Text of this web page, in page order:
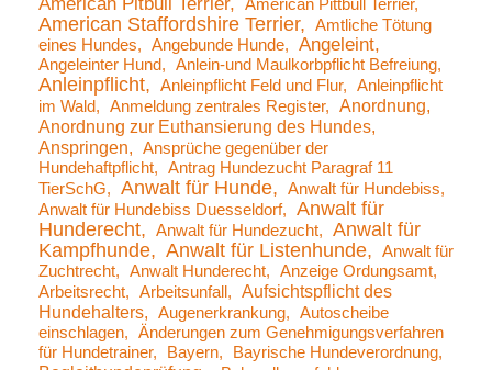
American Pitbull Terrier American Pittbull Terrier
American Staffordshire Terrier
Amtliche Tötung
eines Hundes
Angebunde Hunde Angeleint
Angeleinter Hund Anlein-und Maulkorbpflicht Befreiung
Anleinpflicht Anleinpflicht Feld und Flur
Anleinpflicht
im Wald
Anmeldung zentrales Register
Anordnung
Anordnung zur Euthansierung des Hundes
Anspringen
Ansprüche gegenüber der
Hundehaftpflicht
Antrag Hundezucht Paragraf 11
TierSchG
Anwalt für Hunde
Anwalt für Hundebiss
Anwalt für Hundebiss Duesseldorf
Anwalt für
Hunderecht
Anwalt für Hundezucht
Anwalt für
Kampfhunde
Anwalt für Listenhunde
Anwalt für
Zuchtrecht
Anwalt Hunderecht
Anzeige Ordungsamt
Arbeitsrecht
Arbeitsunfall
Aufsichtspflicht des
Hundehalters
Augenerkrankung
Autoscheibe
einschlagen
Änderungen zum Genehmigungsverfahren
für Hundetrainer
Bayern Bayrische Hundeverordnung